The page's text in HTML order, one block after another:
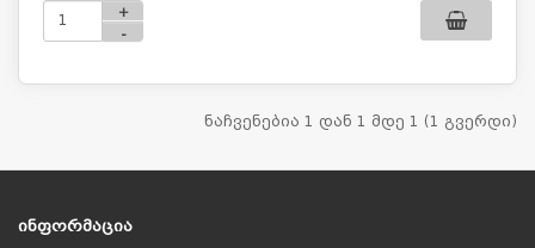
+
-
ნაჩვენებია 1 დან 1 მდე 1 (1 გვერდი)
ინფორმაცია